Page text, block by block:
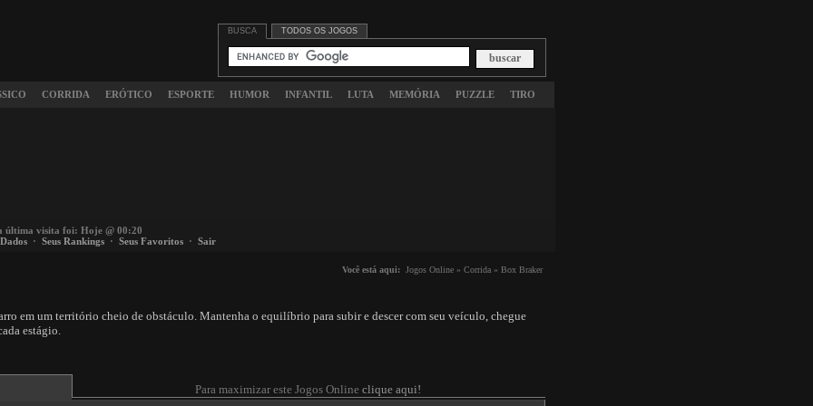
BUSCA TODOS OS JOGOS
CORRIDA ERÓTICO ESPORTE HUMOR INFANTIL LUTA MEMÓRIA PUZZLE TIRO
última visita foi: Hoje @ 00:20
· Seus Rankings · Seus Favoritos · Sair
Você está aqui: Jogos Online » Corrida » Box Braker
em um território cheio de obstáculo. Mantenha o equilíbrio para subir e descer com seu veículo, chegue
estágio.
Para maximizar este Jogos Online clique aqui!